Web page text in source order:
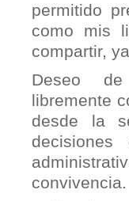
permitido
como mis
compartir,
Deseo
libremente
desde la
convivencia.